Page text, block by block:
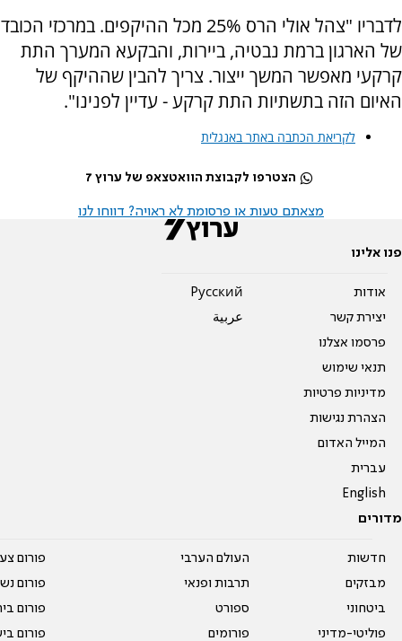
לדבריו "צהל אולי הרס 25% מכל ההיקפים. במרכזי הכובד
של הארגון ברמת נבטיה, ביירות, והבקעא המערך התת
קרקעי מאפשר המשך ייצור. צריך להבין שההיקף של
האיום הזה בתשתיות התת קרקע - עדיין לפנינו".
לקריאת הכתבה באתר באנגלית
הצטרפו לקבוצת הוואטצאפ של ערוץ 7
מצאתם טעות או פרסומת לא ראויה? דווחו לנו
פנו אלינו
אודות
יצירת קשר
פרסמו אצלנו
תנאי שימוש
מדיניות פרטיות
הצהרת נגישות
המייל האדום
עברית
English
Pусский
عربية
מדורים
חדשות
מבזקים
ביטחוני
פוליטי-מדיני
העולם הערבי
תרבות ופנאי
ספורט
פורומים
פורום
פורום
פורום
פורום